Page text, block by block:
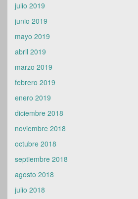
julio 2019
junio 2019
mayo 2019
abril 2019
marzo 2019
febrero 2019
enero 2019
diciembre 2018
noviembre 2018
octubre 2018
septiembre 2018
agosto 2018
julio 2018